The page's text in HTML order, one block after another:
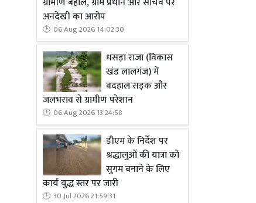
अनदेखी का आरोप
06 Aug 2026 14:02:30
धसड़ा राजा (विकास
खंड लालगंज) में
बदहाल सड़क और
जलभराव से ग्रामीण परेशान
06 Aug 2026 13:24:58
डीएम के निर्देश पर
श्रद्धालुओं की यात्रा को
सुगम बनाने के लिए
कार्य युद्ध स्तर पर जारी
30 Jul 2026 21:59:31